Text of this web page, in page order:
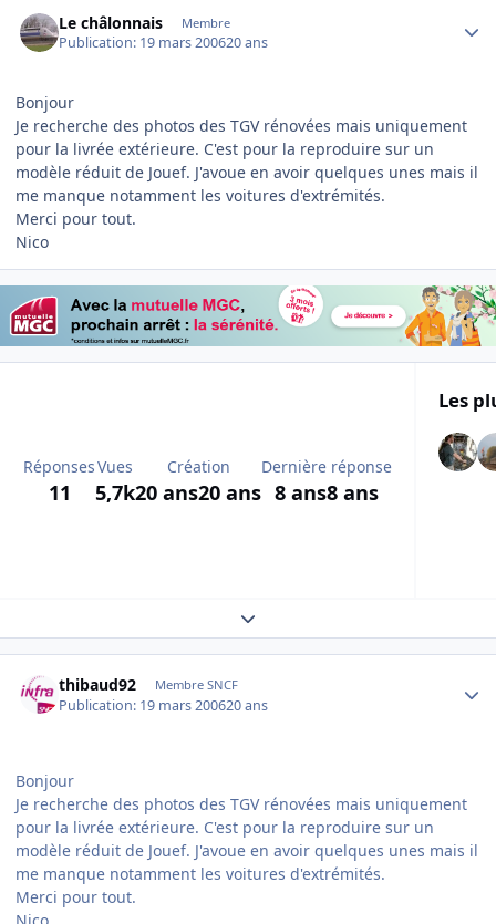
Le châlonnais Membre
Publication: 19 mars 200620 ans
Bonjour
Je recherche des photos des TGV rénovées mais uniquement
pour la livrée extérieure. C'est pour la reproduire sur un
modèle réduit de Jouef. J'avoue en avoir quelques unes mais il
me manque notamment les voitures d'extrémités.
Merci pour tout.
Nico
Réponses
11
Vues
5,7k
Création
20 ans20 ans
Dernière réponse
8 ans8 ans
Les
Expand topic overview
thibaud92 Membre SNCF
Publication: 19 mars 200620 ans
Bonjour
Je recherche des photos des TGV rénovées mais uniquement
pour la livrée extérieure. C'est pour la reproduire sur un
modèle réduit de Jouef. J'avoue en avoir quelques unes mais il
me manque notamment les voitures d'extrémités.
Merci pour tout.